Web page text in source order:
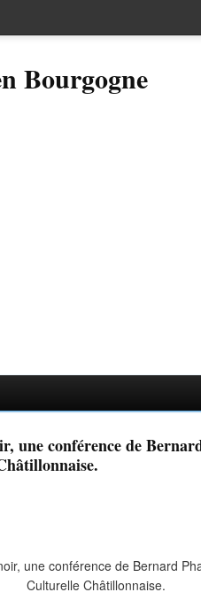
Bourgogne
une conférence de